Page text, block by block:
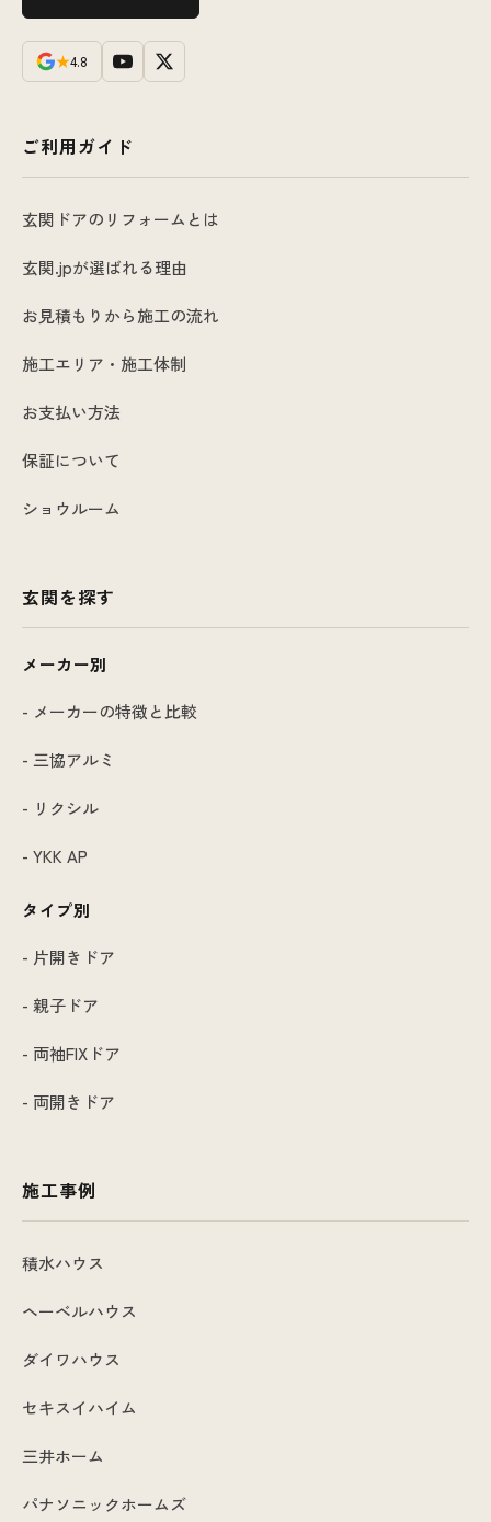
★4.8
ご利用ガイド
玄関ドアのリフォームとは
玄関.jpが選ばれる理由
お見積もりから施工の流れ
施工エリア・施工体制
お支払い方法
保証について
ショウルーム
玄関を探す
メーカー別
- メーカーの特徴と比較
- 三協アルミ
- リクシル
- YKK AP
タイプ別
- 片開きドア
- 親子ドア
- 両袖FIXドア
- 両開きドア
施工事例
積水ハウス
ヘーベルハウス
ダイワハウス
セキスイハイム
三井ホーム
パナソニックホームズ